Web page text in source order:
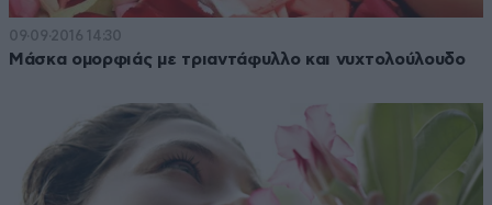
09·09·2016 14:30
Μάσκα ομορφιάς με τριαντάφυλλο και νυχτολούλουδο